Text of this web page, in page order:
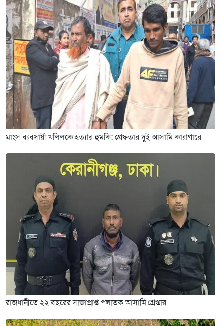
মাংস ব্যবসায়ী খলিলকে হত্যার হুমকি: গ্রেফতার দুই আসামি কারাগারে
রাজধানীতে ২২ বছরের সাজাপ্রাপ্ত পলাতক আসামি গ্রেপ্তার